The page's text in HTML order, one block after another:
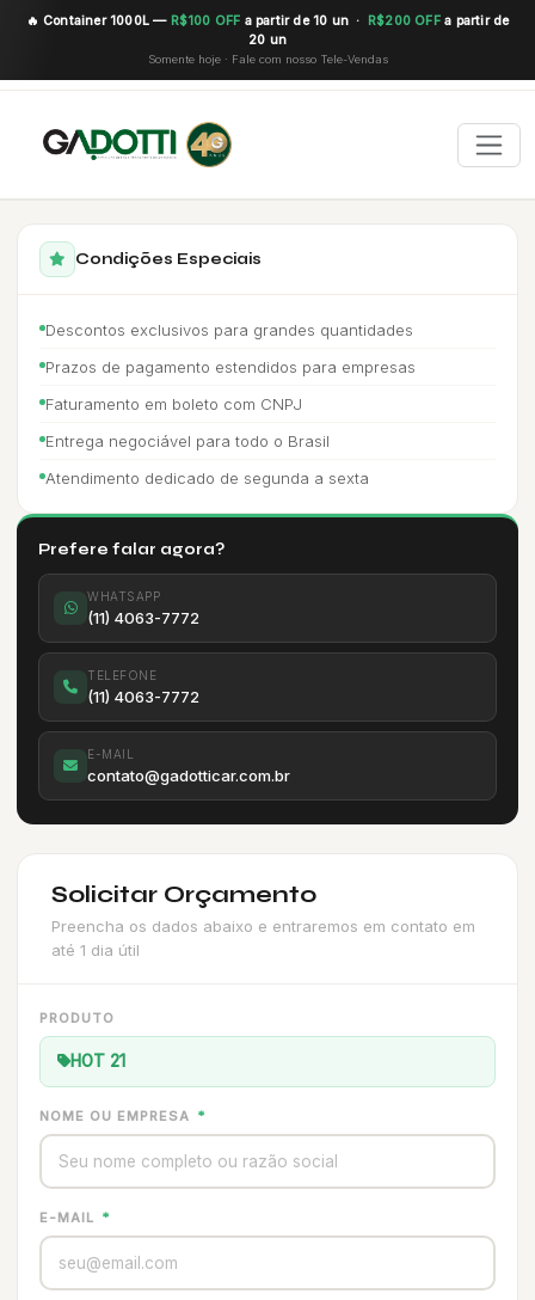
🔥 Container 1000L — R$100 OFF a partir de 10 un · R$200 OFFa partir de
20 un
Somente hoje · Fale com nosso Tele-Vendas
Solicitar Orçamento
Preencha os dados abaixo e entraremos em contato em
até 1 dia útil
PRODUTO
HOT 21
NOME OU EMPRESA *
E-MAIL *
Condições Especiais
Descontos exclusivos para grandes quantidades
Prazos de pagamento estendidos para empresas
Faturamento em boleto com CNPJ
Entrega negociável para todo o Brasil
Atendimento dedicado de segunda a sexta
Prefere falar agora?
WHATSAPP
(11) 4063-7772
TELEFONE
(11) 4063-7772
E-MAIL
contato@gadotticar.com.br